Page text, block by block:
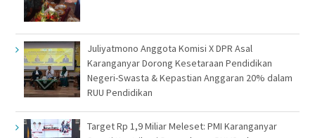
Juliyatmono Anggota Komisi X DPR Asal
Karanganyar Dorong Kesetaraan Pendidikan
Negeri-Swasta & Kepastian Anggaran 20% dalam
RUU Pendidikan
Target Rp 1,9 Miliar Meleset: PMI Karanganyar